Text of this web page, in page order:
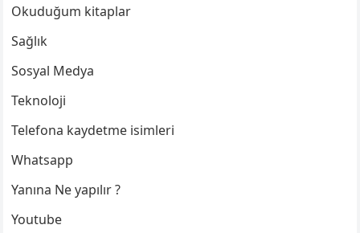
Okuduğum kitaplar
Sağlık
Sosyal Medya
Teknoloji
Telefona kaydetme isimleri
Whatsapp
Yanına Ne yapılır ?
Youtube